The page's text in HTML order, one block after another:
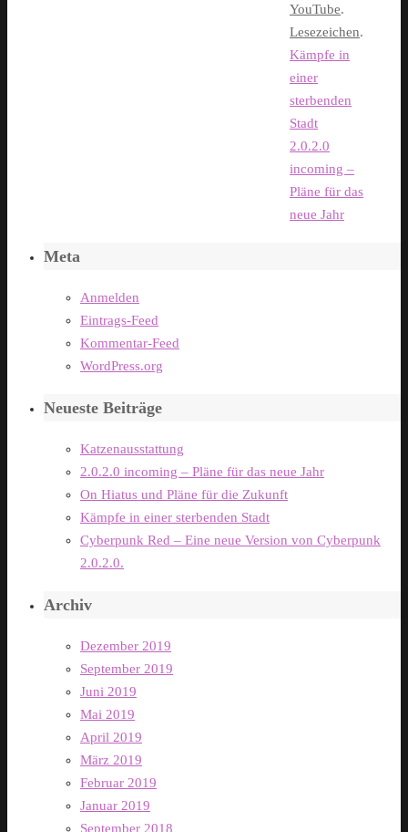
YouTube.
Lesezeichen.
Kämpfe in
einer
sterbenden
Stadt
2.0.2.0
incoming –
Pläne für das
neue Jahr
Meta
Anmelden
Eintrags-Feed
Kommentar-Feed
WordPress.org
Neueste Beiträge
Katzenausstattung
2.0.2.0 incoming – Pläne für das neue Jahr
On Hiatus und Pläne für die Zukunft
Kämpfe in einer sterbenden Stadt
Cyberpunk Red – Eine neue Version von Cyberpunk
2.0.2.0.
Archiv
Dezember 2019
September 2019
Juni 2019
Mai 2019
April 2019
März 2019
Februar 2019
Januar 2019
September 2018